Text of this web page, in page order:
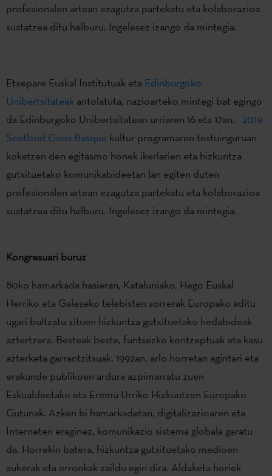
profesionalen artean ezagutza partekatu eta kolaborazioa
sustatzea ditu helburu. Ingelesez izango da mintegia.
Etxepare Euskal Institutuak eta Edinburgoko
Unibertsitateak antolatuta, nazioarteko mintegi bat egingo
da Edinburgoko Unibertsitatean urriaren 16 eta 17an. 2019
Scotland Goes Basque kultur programaren testuinguruan
kokatzen den egitasmo honek ikerlarien eta hizkuntza
gutxituetako komunikabideetan lan egiten duten
profesionalen artean ezagutza partekatu eta kolaborazioa
sustatzea ditu helburu. Ingelesez izango da mintegia.
Kongresuari buruz
80ko hamarkada hasieran, Kataluniako, Hego Euskal
Herriko eta Galeseko telebisten sorrerak Europako aditu
ugari bultzatu zituen hizkuntza gutxituetako hedabideak
aztertzera. Besteak beste, funtsezko kontzeptuak eta kasu
azterketa garrantzitsuak. 1992an, arlo horretan agintari eta
erakunde publikoen ardura azpimarratu zuen
Eskualdeetako eta Eremu Urriko Hizkuntzen Europako
Gutunak. Azken bi hamarkadetan, digitalizazioaren eta
Interneten eraginez, komunikazio sistema globala garatu
da. Horrekin batera, hizkuntza gutxituetako medioen
aukerak eta erronkak zaildu egin dira. Aldaketa horiek